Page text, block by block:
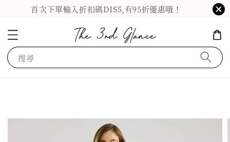
首次下單輸入折扣碼DIS5,有95折優惠哦！
搜尋